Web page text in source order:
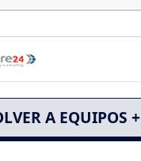
A EQUIPOS +